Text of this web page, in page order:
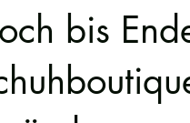
bis